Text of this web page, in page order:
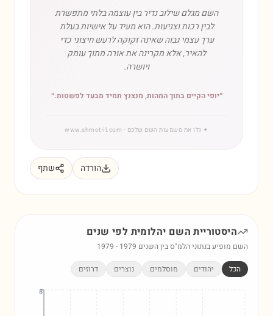
השם מגלם שילוב נדיר בין עוצמה בלתי מתפשרת
לבין רכות וצניעות. הוא מעיד על אישיות בעלת
ערך עצמי גבוה שאינה זקוקה לרעש חיצוני כדי
להאיר, אלא מקרינה את אורה מתוך עומק
ויושרה.
״יופי הקיים בתוך המהות, מנצנץ תמיד מבעד לפשטות.״
✦ גלו את משמעות השם שלכם · www.shmot-il.com
הורדה שתף
היסטוריית השם יהלומית לפי שנים
השם מופיע בנתוני הלמ"ס בין השנים 1979 - 1979
הכל יהודים מוסלמים נוצרים דרוזים
8